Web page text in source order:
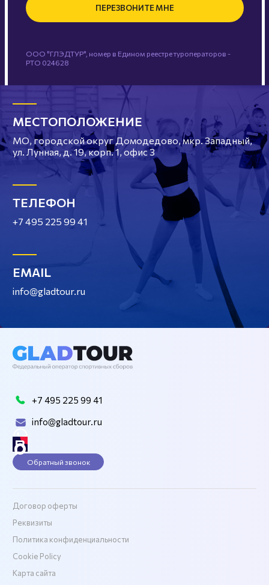
ПЕРЕЗВОНИТЕ МНЕ
ООО "ГЛЭДТУР", номер в Едином реестре туроператоров -
РТО 024628
МЕСТОПОЛОЖЕНИЕ
МО, городской округ Домодедово, мкр. Западный,
ул. Лунная, д. 19, корп. 1, офис 3
ТЕЛЕФОН
+7 495 225 99 41
EMAIL
info@gladtour.ru
+7 495 225 99 41
info@gladtour.ru
Обратный звонок
Договор оферты
Реквизиты
Политика конфиденциальности
Cookie Policy
Карта сайта